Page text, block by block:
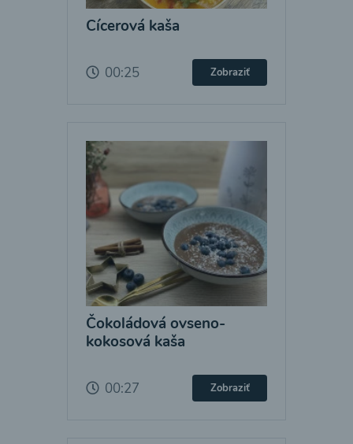
Cícerová kaša
00:25 Zobraziť
Čokoládová ovseno-
kokosová kaša
00:27 Zobraziť